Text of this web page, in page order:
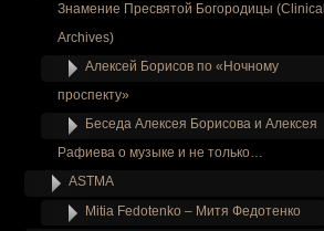
Знамение Пресвятой Богородицы (Clinical
Archives)
Алексей Борисов по «Ночному
проспекту»
Беседа Алексея Борисова и Алексея
Рафиева о музыке и не только…
ASTMA
Mitia Fedotenko – Митя Федотенко